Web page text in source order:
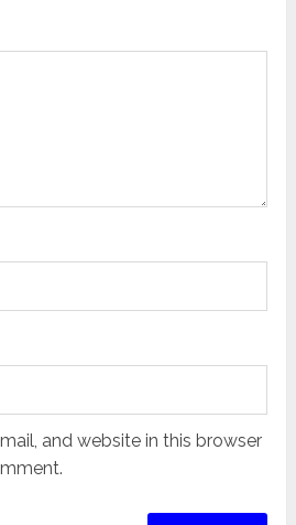
and website in this browser